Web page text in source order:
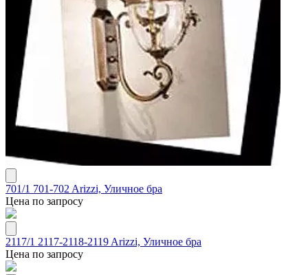
701/1 701-702 Arizzi, Уличное бра
Цена по запросу
2117/1 2117-2118-2119 Arizzi, Уличное бра
Цена по запросу